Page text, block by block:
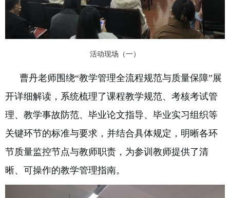
活动现场（一）
曹丹老师围绕“教学管理全流程规范与质量保障”展
开详细解读，系统梳理了课程教学规范、考核考试管
理、教学事故防范、毕业论文指导、毕业实习组织等
关键环节的标准与要求，并结合具体规定，明晰各环
节质量监控节点与教师职责，为参训教师提供了清
晰、可操作的教学管理指南。